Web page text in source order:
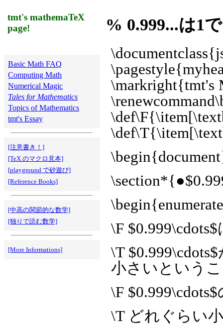
% 0.999...は1
\markright{tmt's
\F
\T
小さいという
\F
\T どれぐらい
tmt's mathemaTeX
page!
Basic Math FAQ
Computing Math
Numerical Magic
Tales for Mathematics
Topics of Mathematics
tmt's Essay
[注意書き！]
[TeX のマクロ見本]
[playground で砂遊び]
[Reference Books]
[中高の関節的な数学]
[独りで読む数学]
[More Informations]